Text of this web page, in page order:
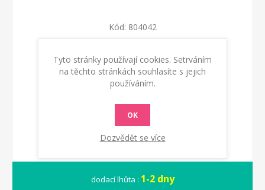
Kód: 804042
Dostupnost: Skladem
KOUPIT
dodací lhůta : 1-2 dny
Tyto stránky používají cookies. Setrváním
na těchto stránkách souhlasíte s jejich
používáním.
OK
Dozvědět se více